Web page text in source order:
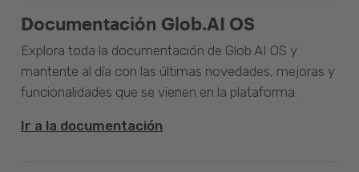
Documentación Glob.AI OS
Explora toda la documentación de Glob.AI OS y
mantente al día con las últimas novedades, mejoras y
funcionalidades que se vienen en la plataforma.
Ir a la documentación